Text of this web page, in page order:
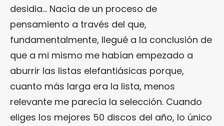
desidia… Nacía de un proceso de
pensamiento a través del que,
fundamentalmente, llegué a la conclusión de
que a mi mismo me habían empezado a
aburrir las listas elefantiásicas porque,
cuanto más larga era la lista, menos
relevante me parecía la selección. Cuando
eliges los mejores 50 discos del año, lo único